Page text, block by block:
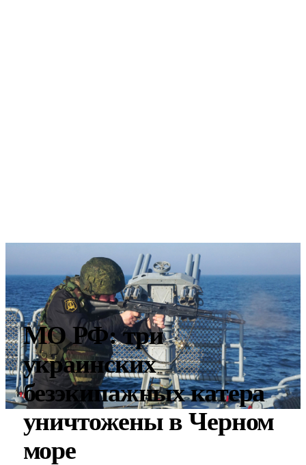
МО РФ: три
украинских
безэкипажных катера
уничтожены в Черном
море